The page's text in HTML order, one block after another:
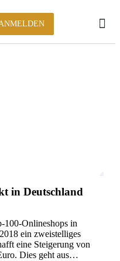
in Deutschland
100-Onlineshops in
ein zweistelliges
eine Steigerung von
Dies geht aus…